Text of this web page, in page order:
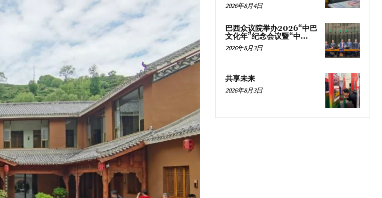
2026年8月4日
巴西众议院举办2026“中巴
文化年”纪念会议暨“中...
2026年8月3日
共享未来
2026年8月3日